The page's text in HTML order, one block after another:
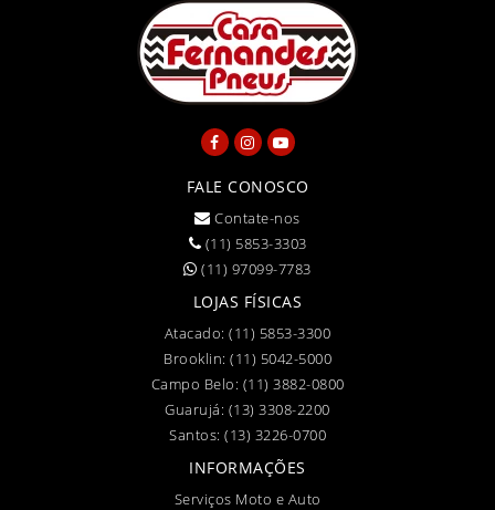
FALE CONOSCO
Contate-nos
(11) 5853-3303
(11) 97099-7783
LOJAS FÍSICAS
Atacado:(11) 5853-3300
Brooklin: (11) 5042-5000
Campo Belo: (11) 3882-0800
Guarujá: (13) 3308-2200
Santos: (13) 3226-0700
INFORMAÇÕES
Serviços Moto e Auto